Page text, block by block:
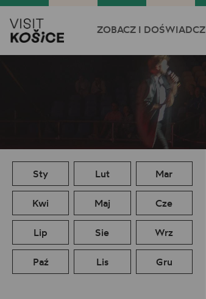
ZOBACZ I DOŚWIADCZ
Sty Lut Mar
Kwi Maj Cze
Lip Sie Wrz
Paź Lis Gru